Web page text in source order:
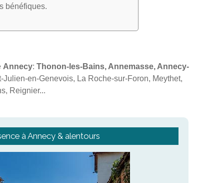
bénéfiques.
Annecy: Thonon-les-Bains, Annemasse, Annecy-
en-Genevois, La Roche-sur-Foron, Meythet,
Reignier...
à Annecy & alentours